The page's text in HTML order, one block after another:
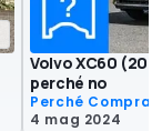
Volvo XC60
perché no
Perché
4 mag 2024